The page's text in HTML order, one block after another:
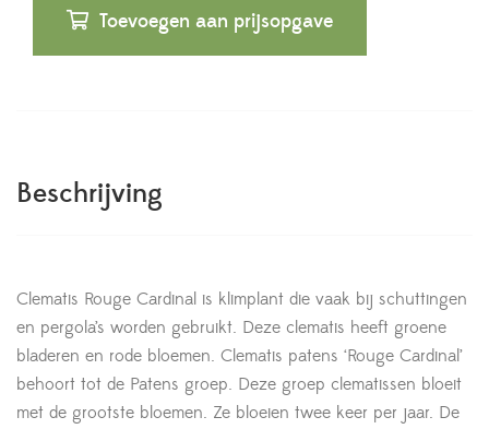
Toevoegen aan prijsopgave
Beschrijving
Clematis Rouge Cardinal is klimplant die vaak bij schuttingen
en pergola’s worden gebruikt. Deze clematis heeft groene
bladeren en rode bloemen. Clematis patens ‘Rouge Cardinal’
behoort tot de Patens groep. Deze groep clematissen bloeit
met de grootste bloemen. Ze bloeien twee keer per jaar. De